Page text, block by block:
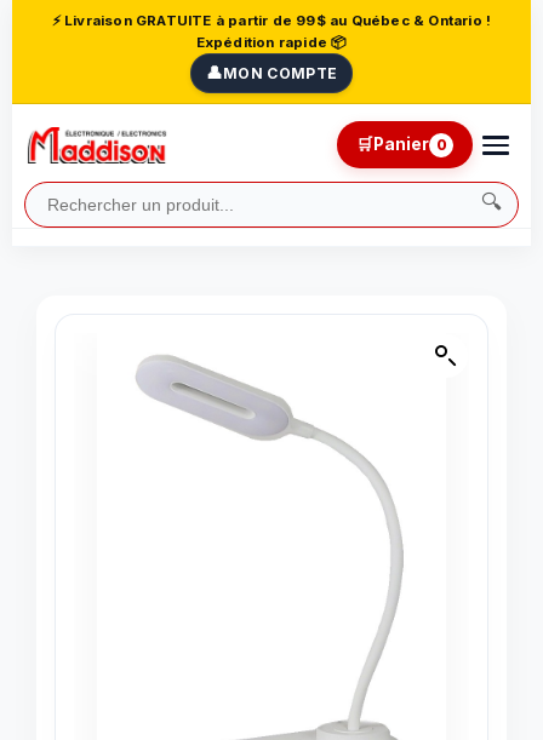
⚡ Livraison GRATUITE à partir de 99$ au Québec & Ontario !
Expédition rapide 📦
👤MON COMPTE
🔍
🛒Panier 0